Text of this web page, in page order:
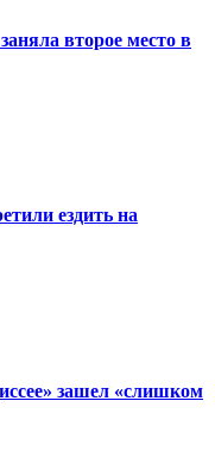
второе место в
ездить на
зашел «слишком